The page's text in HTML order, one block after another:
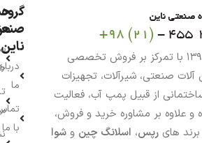
آی ناین از سال ۱۳۹۳ با تمرکز بر فروش تخصصی
صنعتی، شیرآلات، تجهیزات
از قبیل پمپ آب، فعالیت
و علاوه بر مشاوره خرید و فروش،
های رپس، اسلانگ چین و شوا
گروه
ناین
ما
با ما